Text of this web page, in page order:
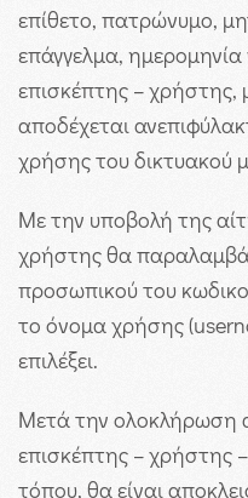
επίθετο, πατρώνυμο,
επάγγελμα,
επισκέπτης – χρήστης,
αποδέχεται
χρήσης του δικτυακού
Με την υποβολή της
χρήστης θα
προσωπικού του
το όνομα χρήσης
επιλέξει.
Μετά την ολοκλήρωση
επισκέπτης – χρήστης
τόπου, θα είναι